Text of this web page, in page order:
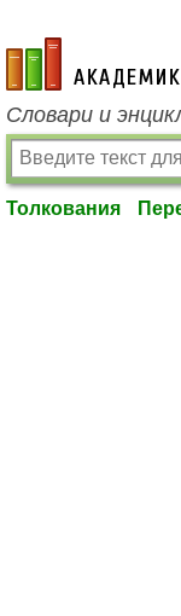
academic.ru
Словари и
Толкования